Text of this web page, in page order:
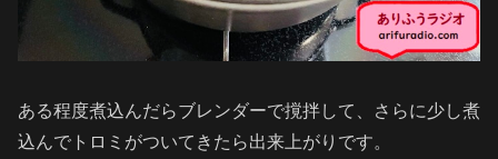
ある程度煮込んだらブレンダーで撹拌して、さらに少し煮
込んでトロミがついてきたら出来上がりです。